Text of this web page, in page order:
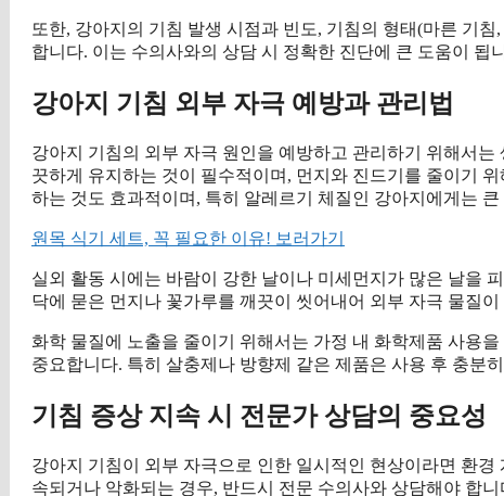
또한, 강아지의 기침 발생 시점과 빈도, 기침의 형태(마른 기
합니다. 이는 수의사와의 상담 시 정확한 진단에 큰 도움이 됩
강아지 기침 외부 자극 예방과 관리법
강아지 기침의 외부 자극 원인을 예방하고 관리하기 위해서
끗하게 유지하는 것이 필수적이며, 먼지와 진드기를 줄이기
하는 것도 효과적이며, 특히 알레르기 체질인 강아지에게는
원목 식기 세트, 꼭 필요한 이유! 보러가기
실외 활동 시에는 바람이 강한 날이나 미세먼지가 많은 날을
닥에 묻은 먼지나 꽃가루를 깨끗이 씻어내어 외부 자극 물질
화학 물질에 노출을 줄이기 위해서는 가정 내 화학제품 사용
중요합니다. 특히 살충제나 방향제 같은 제품은 사용 후 충분
기침 증상 지속 시 전문가 상담의 중요성
강아지 기침이 외부 자극으로 인한 일시적인 현상이라면 환
속되거나 악화되는 경우, 반드시 전문 수의사와 상담해야 합